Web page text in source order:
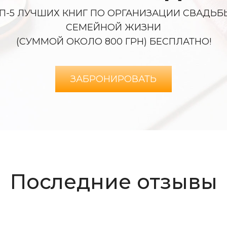
5 ЛУЧШИХ КНИГ ПО ОРГАНИЗАЦИИ
СЕМЕЙНОЙ ЖИЗНИ
(СУММОЙ ОКОЛО 800 ГРН) БЕСПЛАТНО!
ЗАБРОНИРОВАТЬ
Последние отзывы